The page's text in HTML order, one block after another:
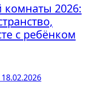
комнаты 2026:
с ребёнком
18.02.2026